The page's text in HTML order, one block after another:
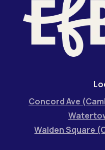
Concord Ave
Walden Square